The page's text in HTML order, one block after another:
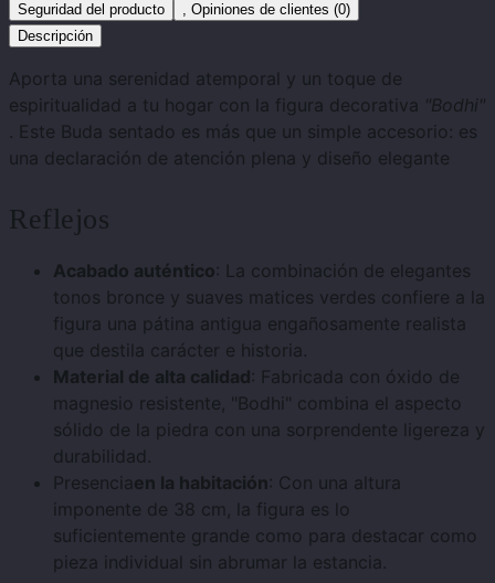
Seguridad del producto
, Opiniones de clientes (0)
Descripción
Aporta una serenidad atemporal y un toque de
espiritualidad a tu hogar con la figura decorativa "Bodhi"
. Este Buda sentado es más que un simple accesorio: es
una declaración de atención plena y diseño elegante
Reflejos
Acabado auténtico: La combinación de elegantes
tonos bronce y suaves matices verdes confiere a la
figura una pátina antigua engañosamente realista
que destila carácter e historia.
Material de alta calidad: Fabricada con óxido de
magnesio resistente, "Bodhi" combina el aspecto
sólido de la piedra con una sorprendente ligereza y
durabilidad.
Presenciaen la habitación: Con una altura
imponente de 38 cm, la figura es lo
suficientemente grande como para destacar como
pieza individual sin abrumar la estancia.